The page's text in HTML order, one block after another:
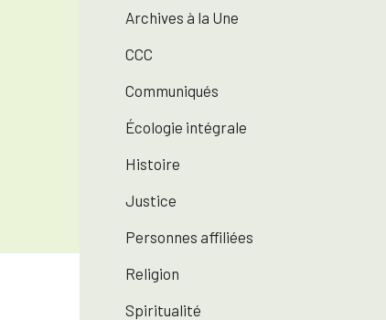
Archives à la Une
CCC
Communiqués
Écologie intégrale
Histoire
Justice
Personnes affiliées
Religion
Spiritualité